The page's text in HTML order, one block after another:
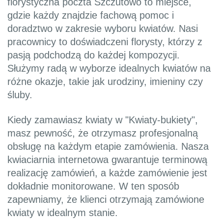
florystyczna poczta Szczutowo to miejsce,
gdzie każdy znajdzie fachową pomoc i
doradztwo w zakresie wyboru kwiatów. Nasi
pracownicy to doświadczeni florysty, którzy z
pasją podchodzą do każdej kompozycji.
Służymy radą w wyborze idealnych kwiatów na
różne okazje, takie jak urodziny, imieniny czy
śluby.
Kiedy zamawiasz kwiaty w "Kwiaty-bukiety",
masz pewność, że otrzymasz profesjonalną
obsługę na każdym etapie zamówienia. Nasza
kwiaciarnia internetowa gwarantuje terminową
realizację zamówień, a każde zamówienie jest
dokładnie monitorowane. W ten sposób
zapewniamy, że klienci otrzymają zamówione
kwiaty w idealnym stanie.